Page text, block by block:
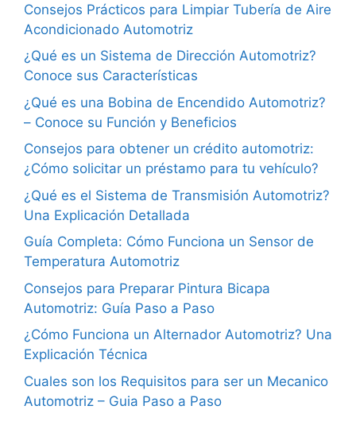
Consejos Prácticos para Limpiar Tubería de Aire
Acondicionado Automotriz
¿Qué es un Sistema de Dirección Automotriz?
Conoce sus Características
¿Qué es una Bobina de Encendido Automotriz?
– Conoce su Función y Beneficios
Consejos para obtener un crédito automotriz:
¿Cómo solicitar un préstamo para tu vehículo?
¿Qué es el Sistema de Transmisión Automotriz?
Una Explicación Detallada
Guía Completa: Cómo Funciona un Sensor de
Temperatura Automotriz
Consejos para Preparar Pintura Bicapa
Automotriz: Guía Paso a Paso
¿Cómo Funciona un Alternador Automotriz? Una
Explicación Técnica
Cuales son los Requisitos para ser un Mecanico
Automotriz – Guia Paso a Paso